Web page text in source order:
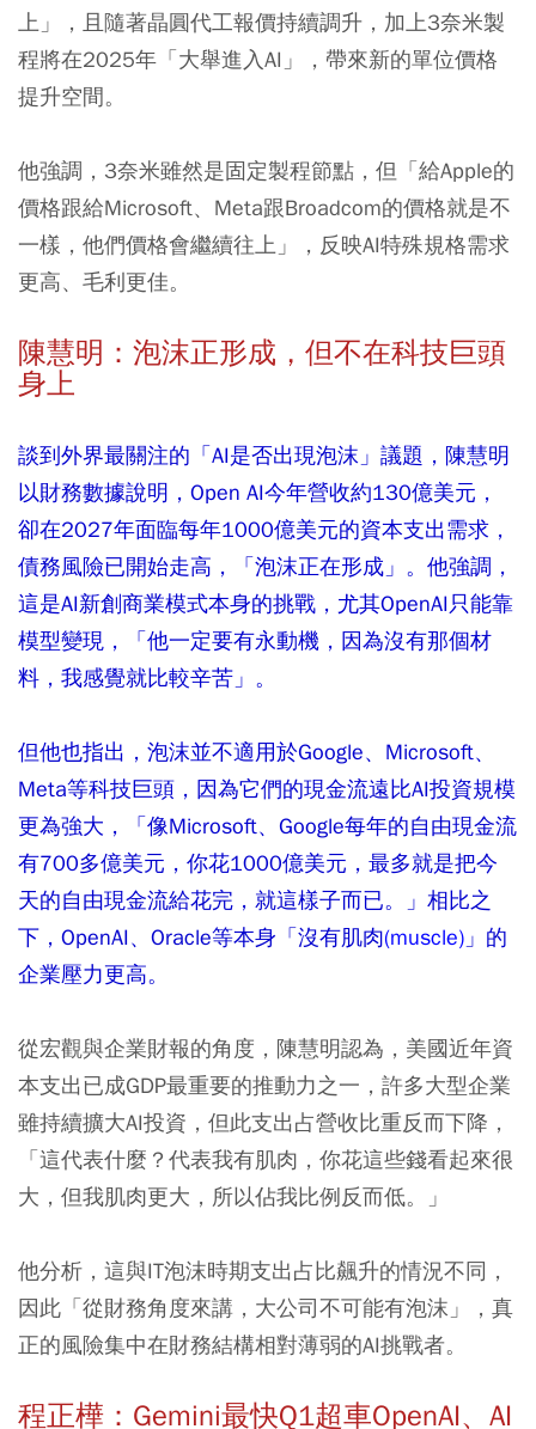
上」，且隨著晶圓代工報價持續調升，加上3奈米製
程將在2025年「大舉進入AI」，帶來新的單位價格
提升空間。
他強調，3奈米雖然是固定製程節點，但「給Apple的
價格跟給Microsoft、Meta跟Broadcom的價格就是不
一樣，他們價格會繼續往上」，反映AI特殊規格需求
更高、毛利更佳。
陳慧明：泡沫正形成，但不在科技巨頭
身上
談到外界最關注的「AI是否出現泡沫」議題，陳慧明
以財務數據說明，Open AI今年營收約130億美元，
卻在2027年面臨每年1000億美元的資本支出需求，
債務風險已開始走高，「泡沫正在形成」。他強調，
這是AI新創商業模式本身的挑戰，尤其OpenAI只能靠
模型變現，「他一定要有永動機，因為沒有那個材
料，我感覺就比較辛苦」。
但他也指出，泡沫並不適用於Google、Microsoft、
Meta等科技巨頭，因為它們的現金流遠比AI投資規模
更為強大，「像Microsoft、Google每年的自由現金流
有700多億美元，你花1000億美元，最多就是把今
天的自由現金流給花完，就這樣子而已。」相比之
下，OpenAI、Oracle等本身「沒有肌肉(muscle) 」的
企業壓力更高。
從宏觀與企業財報的角度，陳慧明認為，美國近年資
本支出已成GDP最重要的推動力之一，許多大型企業
雖持續擴大AI投資，但此支出占營收比重反而下降，
「這代表什麼？代表我有肌肉，你花這些錢看起來很
大，但我肌肉更大，所以佔我比例反而低。」
他分析，這與IT泡沫時期支出占比飆升的情況不同，
因此「從財務角度來講，大公司不可能有泡沫」，真
正的風險集中在財務結構相對薄弱的AI挑戰者。
程正樺：Gemini最快Q1超車OpenAI、AI